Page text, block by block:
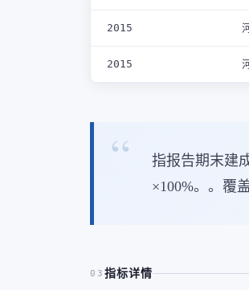
2015
2015
指报告期末建
×100%。。覆
03 指标详情